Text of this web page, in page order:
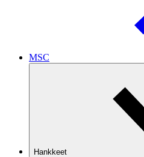
MSC
Hankkeet